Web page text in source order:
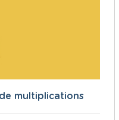
multiplications